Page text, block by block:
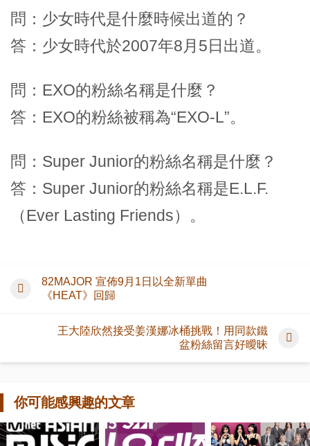
問：少女時代是什麼時候出道的？
答：少女時代於2007年8月5日出道。
問：EXO的粉絲名稱是什麼？
答：EXO的粉絲被稱為“EXO-L”。
問：Super Junior的粉絲名稱是什麼？
答：Super Junior的粉絲名稱是E.L.F.
（Ever Lasting Friends）。
82MAJOR 宣佈9月1日以全新單曲
《HEAT》回歸
王大陸欣然接受姜漢娜冰桶挑戰！用同款鐵
盆粉絲留言好曖昧
你可能感興趣的文章